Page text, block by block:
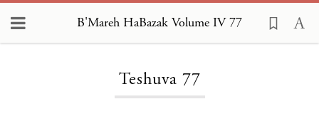
B'Mareh HaBazak Volume IV 77
Teshuva 77